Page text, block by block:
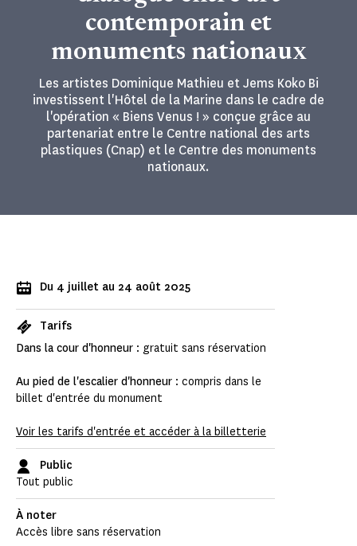
contemporain et
monuments nationaux
Les artistes Dominique Mathieu et Jems Koko Bi
investissent l'Hôtel de la Marine dans le cadre de
l'opération « Biens Venus ! » conçue grâce au
partenariat entre le Centre national des arts
plastiques (Cnap) et le Centre des monuments
nationaux.
Du 4 juillet au 24 août 2025
Tarifs
Dans la cour d'honneur : gratuit sans réservation
Au pied de l'escalier d'honneur : compris dans le
billet d'entrée du monument
Voir les tarifs d'entrée et accéder à la billetterie
Public
Tout public
À noter
Accès libre sans réservation